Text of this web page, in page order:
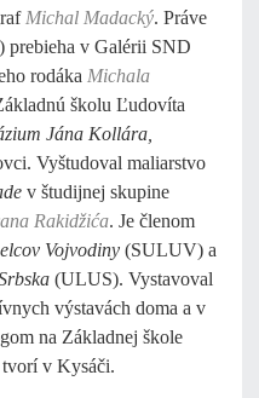
Michal Madacký. Práve
prebieha v Galérii SND
rodáka Michala
školu Ľudovíta
Jána Kollára,
Vyštudoval maliarstvo
v študijnej skupine
Rakidžića. Je členom
Vojvodiny (SULUV) a
(ULUS). Vystavoval
výstavách doma a v
na Základnej škole
v Kysáči.